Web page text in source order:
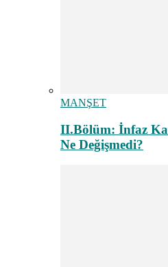
MANŞET
II.Bölüm: İnfaz
Ne Değişmedi?